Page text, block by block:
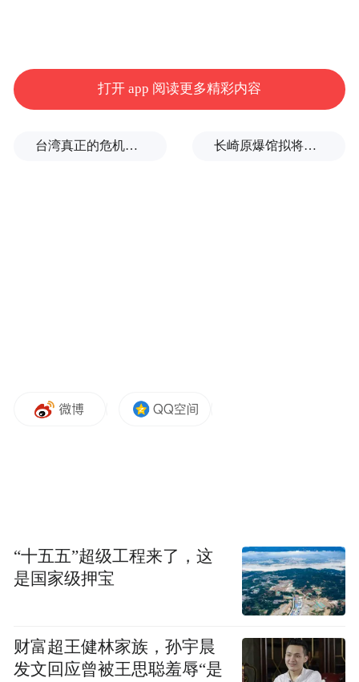
“一骑红尘妃子笑，无人知是荔枝来”活画于
当时就哭着给妈妈打了电话：您儿子出息
了，这次是和刘德华（饰演宰相杨国忠）同
打开 app 阅读更多精彩内容
台湾真正的危机，是活在政治表演与情绪动员之中 长崎原爆馆拟将南京大屠杀改为南京事件，有日本民众现场质疑
“十五五”超级工程来了，这
是国家级押宝
财富超王健林家族，孙宇晨
发文回应曾被王思聪羞辱“是